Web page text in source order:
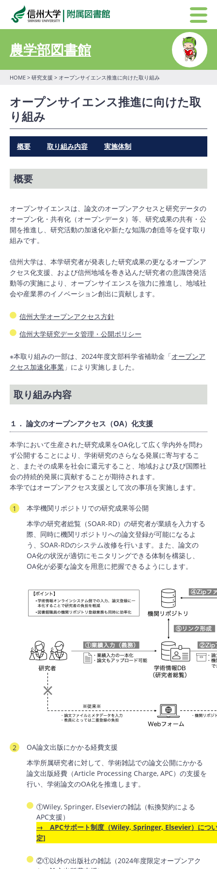
農学部図書館
HOME > 研究支援 > オープンサイエンス推進に向けた取り組み
オープンサイエンス推進に向けた取
り組み
概要 取り組み内容 実施体制
概要
オープンサイエンスは、論文のオープンアクセスと研究データの
オープン化・共有化（オープンデータ）等、研究成果の共有・公
開を推進し、研究活動の加速化や新たな知識の創造等を促す取り
組みです。
信州大学は、本学研究者が発表した研究成果の更なるオープンア
クセス化支援、および信州地域を巻き込んだ研究者の意識啓発活
動等の実施により、オープンサイエンスを強力に推進し、地域社
会や産業界のイノベーション創出に貢献します。
信州大学オープンアクセス方針
信州大学研究データ管理・公開ポリシー
※本取り組みの一部は、2024年度文部科学省補助金「オープンア
クセス加速化事業 」により実施しました。
取り組み内容
１． 論文のオープンアクセス（OA）化支援
本学において生産された研究成果をOA化して広く学内外を問わ
ず公開することにより、学術研究のさらなる発展に寄与するこ
と、またその成果を社会に還元すること、地域および及び国際社
会の持続的発展に貢献することが期待されます。
本学ではオープンアクセス支援として次の事項を実施します。
本学機関リポジトリでの研究成果等公開
本学の研究者総覧（SOAR-RD）の研究者が業績を入力する
際、同時に機関リポジトリへの論文登録が可能になるよ
う、SOAR-RDのシステム改修を行います。また、論文の
OA化の状況が適切にモニタリングできる体制を構築し、
OA化が必要な論文を用意に把握できるようにします。
OA論文出版にかかる経費支援
本学所属研究者に対して、学術雑誌での論文公開にかかる
論文出版経費（Article Processing Charge, APC）の支援を
行い、学術論文のOA化を推進します。
①Wiley, Springer, Elsevierの雑誌（転換契約による
APC支援）
→ APCサポート制度（Wiley, Springer, Elsevier）につ
定]
②①以外の出版社の雑誌（2024年度限定オープンアク